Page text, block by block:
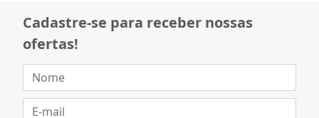
Cadastre-se para receber nossas
ofertas!